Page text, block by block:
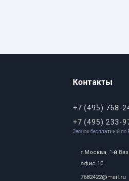
Контакты
+7 (495) 768-
+7 (495) 233-
Звонок бесплатный по
г.Москва, 1-й
офис 10
7682422@mail.ru